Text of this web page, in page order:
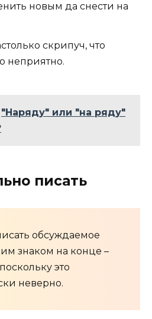
новым да снести на
скрипуч, что
неприятно.
"Наряду" или "на ряду"
писать
обсуждаемое
знаком на конце –
это
неверно.